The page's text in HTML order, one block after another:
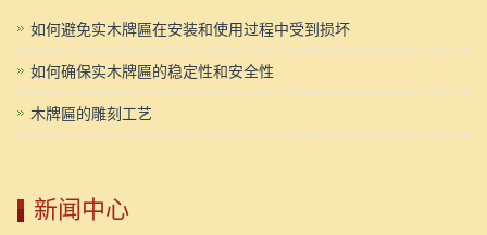
如何避免实木牌匾在安装和使用过程中受到损坏
如何确保实木牌匾的稳定性和安全性
木牌匾的雕刻工艺
新闻中心